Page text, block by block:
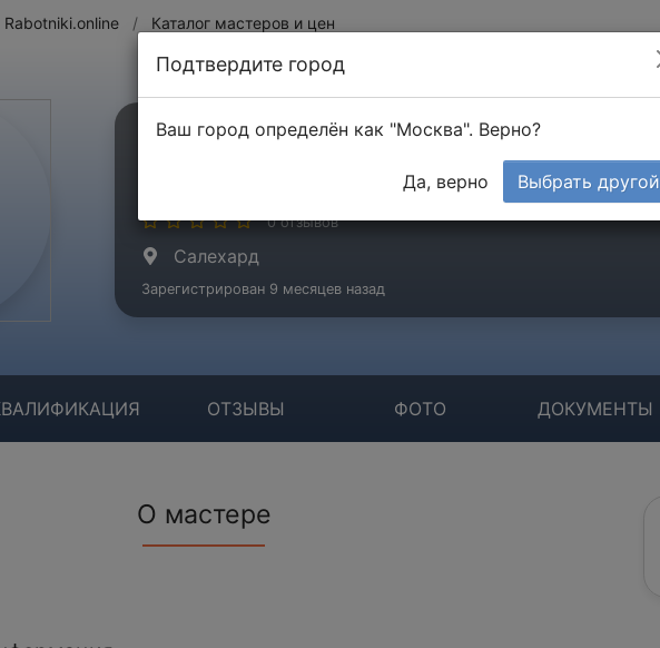
Rabotniki.online / Каталог мастеров и цен
ИВЕРИЯ
0 отзывов
Салехард
Зарегистрирован 9 месяцев назад
ОТЗЫВЫ ФОТО ДОКУМЕНТЫ
О мастере
Подтвердите город
Ваш город определён как "Москва". Верно?
Да, верно Выбрать другой